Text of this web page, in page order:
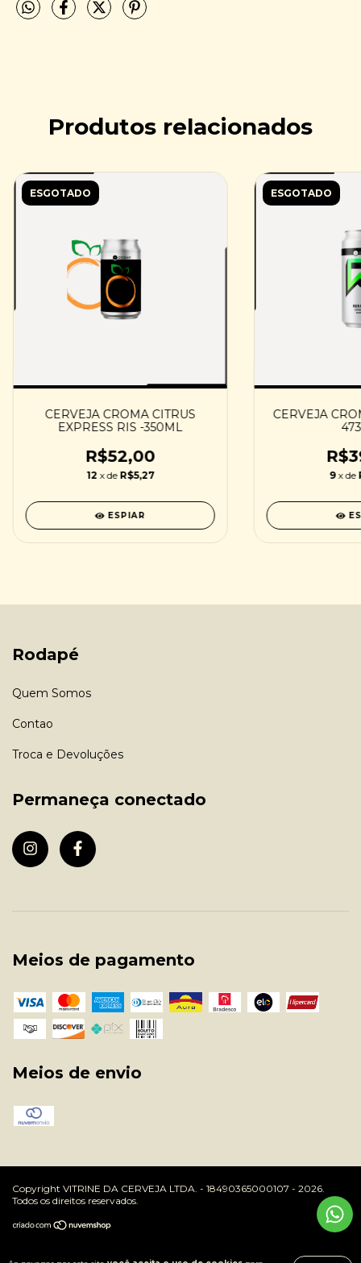
Produtos relacionados
ESGOTADO
CERVEJA CROMA CITRUS
EXPRESS RIS -350ML
R$52,00
12 x de R$5,27
ESPIAR
ESGOTADO
CERVEJA
9 x de
Rodapé
Quem Somos
Contao
Troca e Devoluções
Permaneça conectado
Meios de pagamento
Meios de envio
Copyright VITRINE DA CERVEJA LTDA. - 18490365000107 - 2026.
Todos os direitos reservados.